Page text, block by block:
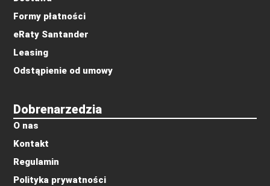
Dobrenarzedzia
O nas
Kontakt
Regulamin
Polityka prywatności
Formy płatności
eRaty Santander
Leasing
Odstąpienie od umowy